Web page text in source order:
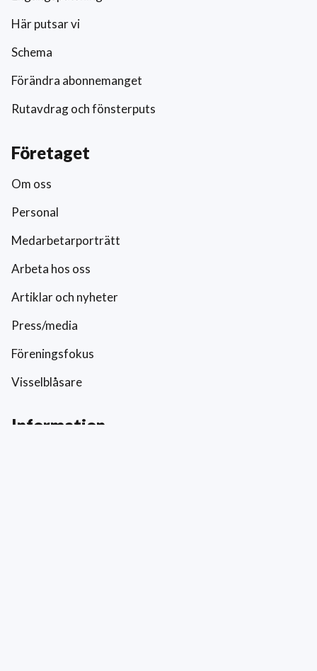
Här putsar vi
Schema
Förändra abonnemanget
Rutavdrag och fönsterputs
Företaget
Om oss
Personal
Medarbetarporträtt
Arbeta hos oss
Artiklar och nyheter
Press/media
Föreningsfokus
Visselblåsare
Information